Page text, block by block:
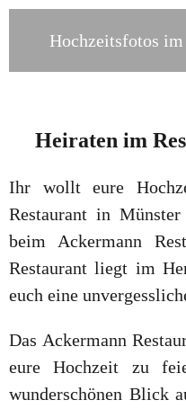
Hochzeitsfotos
Heiraten im
Ihr wollt eure
Restaurant in
beim Ackermann
Restaurant liegt im
euch eine
Das Ackermann
eure Hochzeit zu
wunderschönen Blick